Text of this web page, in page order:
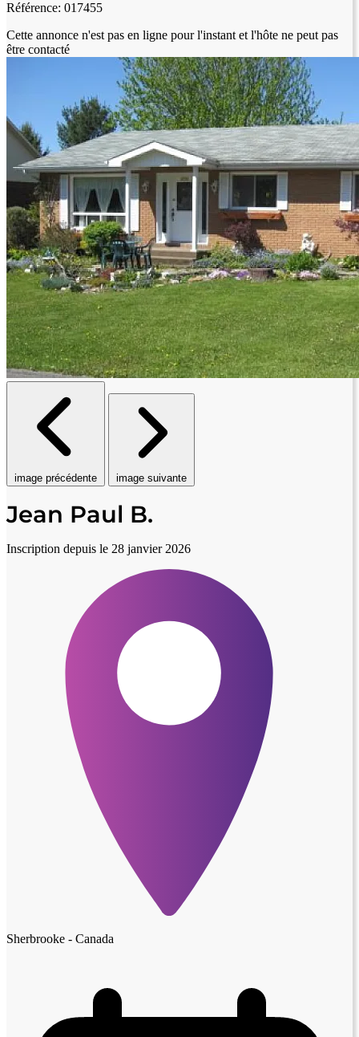
Référence: 017455
Cette annonce n'est pas en ligne pour l'instant et l'hôte ne peut pas
être contacté
image précédente image suivante
Jean Paul B.
Inscription depuis le 28 janvier 2026
Sherbrooke - Canada